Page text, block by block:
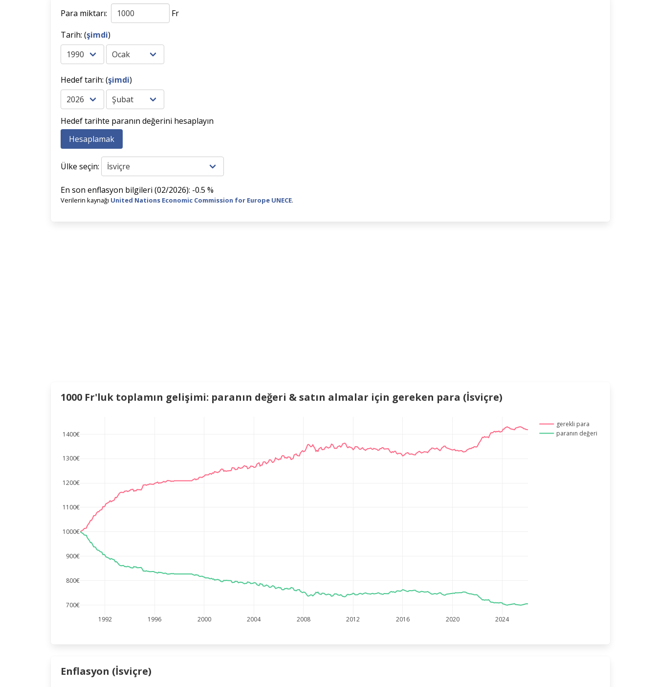
Para miktarı:
Fr
Tarih: (şimdi)
Hedef tarih: (şimdi)
Hedef tarihte paranın değerini hesaplayın
Ülke seçin:
En son enflasyon bilgileri (02/2026): -0.5 %
Verilerin kaynağı United Nations Economic Commission for Europe UNECE.
1000 Fr'luk toplamın gelişimi: paranın değeri & satın almalar için gereken para (İsviçre)
1992 1996 2000 2004 2008 2012 2016 2020 2024
700€
800€
900€
1000€
1100€
1200€
1300€
1400€
gerekli para
paranın değeri
Enflasyon (İsviçre)